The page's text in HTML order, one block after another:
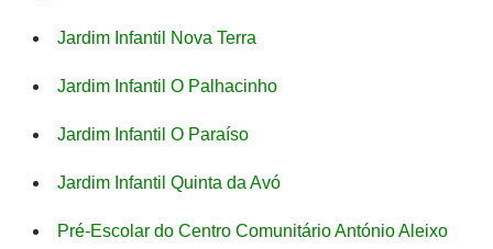
Jardim Infantil Nova Terra
Jardim Infantil O Palhacinho
Jardim Infantil O Paraíso
Jardim Infantil Quinta da Avó
Pré-Escolar do Centro Comunitário António Aleixo